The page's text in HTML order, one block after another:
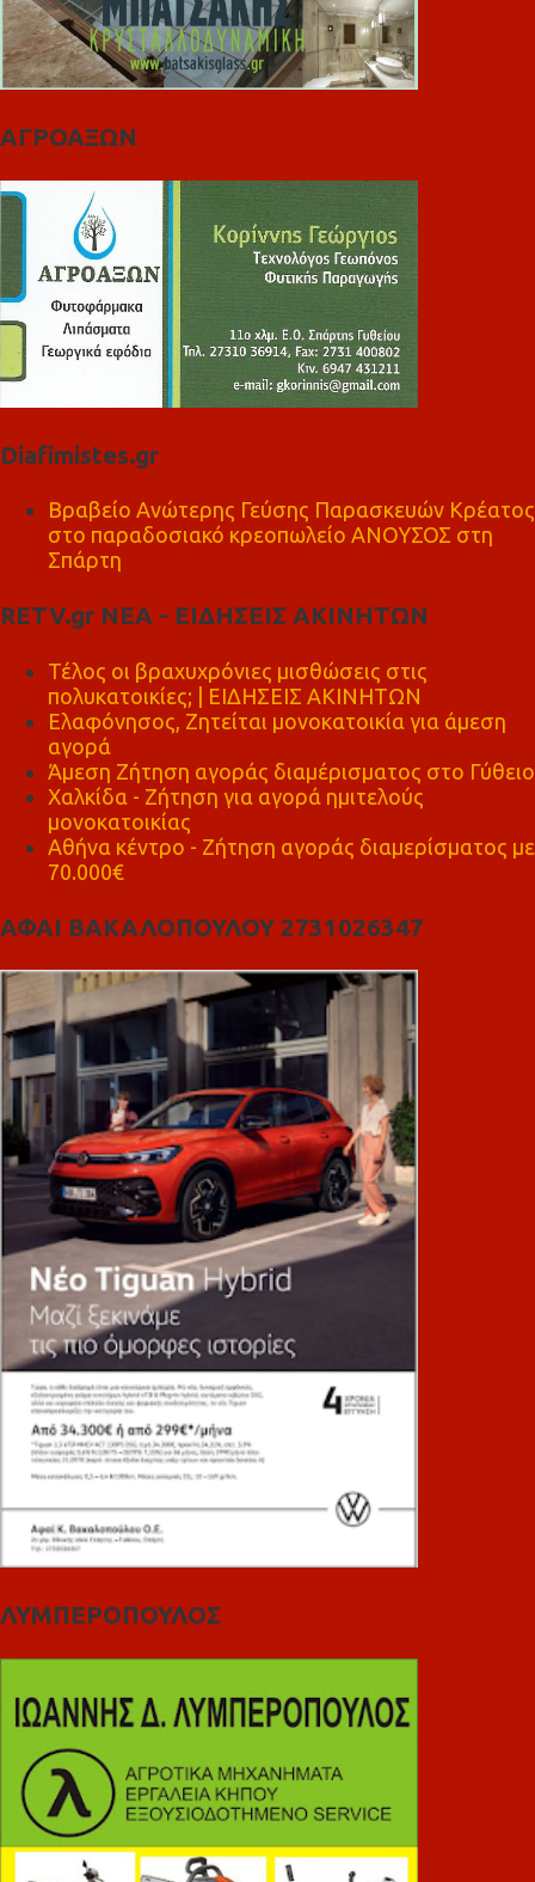
ΑΓΡΟΑΞΩΝ
Diafimistes.gr
Βραβείο Ανώτερης Γεύσης Παρασκευών Κρέατος
στο παραδοσιακό κρεοπωλείο ΑΝΟΥΣΟΣ στη
Σπάρτη
RETV.gr ΝΕΑ - ΕΙΔΗΣΕΙΣ ΑΚΙΝΗΤΩΝ
Τέλος οι βραχυχρόνιες μισθώσεις στις
πολυκατοικίες; | ΕΙΔΗΣΕΙΣ ΑΚΙΝΗΤΩΝ
Ελαφόνησος, Ζητείται μονοκατοικία για άμεση
αγορά
Άμεση Ζήτηση αγοράς διαμέρισματος στο Γύθειο
Χαλκίδα - Ζήτηση για αγορά ημιτελούς
μονοκατοικίας
Αθήνα κέντρο - Ζήτηση αγοράς διαμερίσματος με
70.000€
ΑΦΑΙ ΒΑΚΑΛΟΠΟΥΛΟΥ 2731026347
ΛΥΜΠΕΡΟΠΟΥΛΟΣ